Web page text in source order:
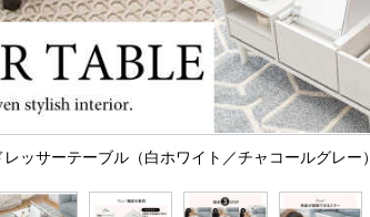
ッサーテーブル（白ホワイト／チャコールグレー）